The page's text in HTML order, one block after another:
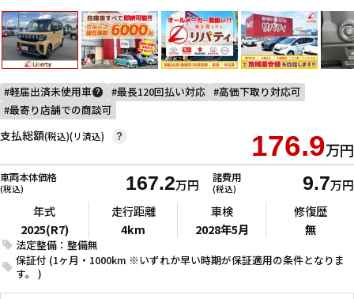
軽届出済未使用車 ? 最長120回払い対応
高価下取り対応可
最寄り店舗での商談可
支払総額(税込)(リ済込) 176.9万円
?
車両本体価格
(税込) 167.2万円 諸費用
(税込) 9.7万円
法定整備：整備無
保証付 (1ヶ月・1000km ※いずれか早い時期が保証適用の条件となりま
す。 )
年式
2025(R7)
走行距離
4km
車検
2028年5月
修復歴
無